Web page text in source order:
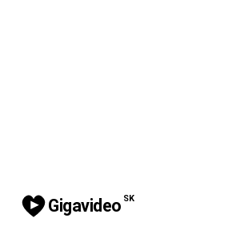
Gigavideo SK